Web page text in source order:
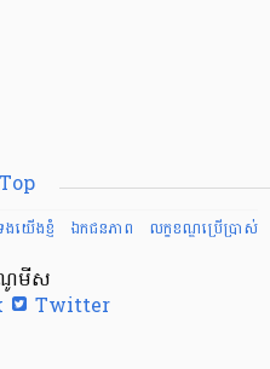
Top
យើងខ្ញំ ឯកជនភាព លក្ខខណ្ឌ​ប្រើ​ប្រាស់
មីស
Twitter